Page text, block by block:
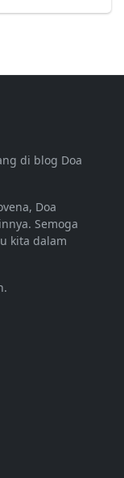
di blog Doa
Doa
Semoga
kita dalam